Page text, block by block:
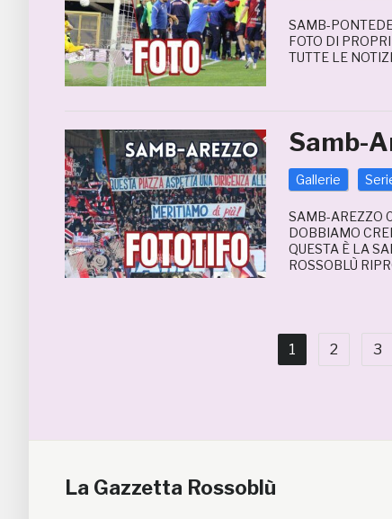
SAMB-
FOTO DI
TUTTE LE
Samb-
Gallerie
SAMB-AREZZO
DOBBIAMO
QUESTA È LA
ROSSOBLÙ
1 2 3
La Gazzetta Rossoblù